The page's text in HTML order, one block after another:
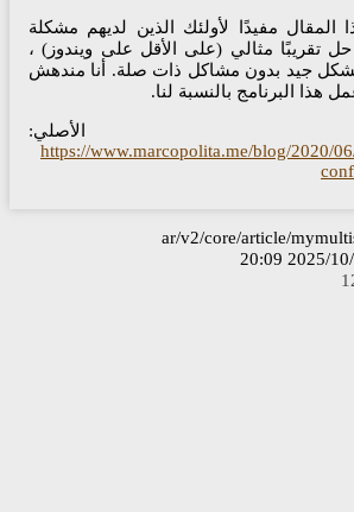
مفيدًا لأولئك الذين لديهم مشكلة
مثالي (على الأقل على ويندوز) ،
جيد بدون مشاكل ذات صلة. أنا مندهش
بالنسبة لنا.
الأصلي:
https://www.marcopolita.me/blog/
ar/v2/core/article/